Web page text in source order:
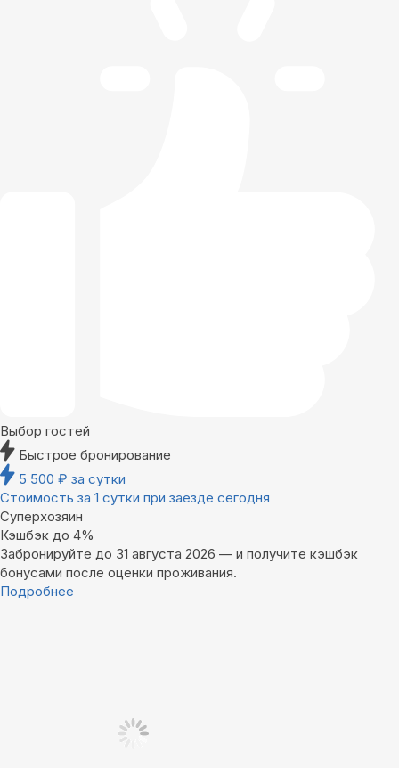
Выбор гостей
Быстрое бронирование
5 500 ₽ за сутки
Стоимость за 1 сутки при заезде сегодня
Суперхозяин
Кэшбэк до 4%
Забронируйте до 31 августа 2026 — и получите кэшбэк
бонусами после оценки проживания.
Подробнее